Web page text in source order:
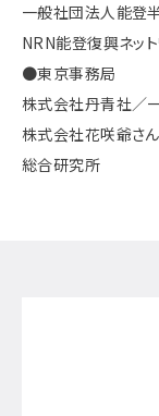
一般社団法人能登
NRN能登復興ネット
●東京事務局
株式会社丹青社／
株式会社花咲爺さ
総合研究所